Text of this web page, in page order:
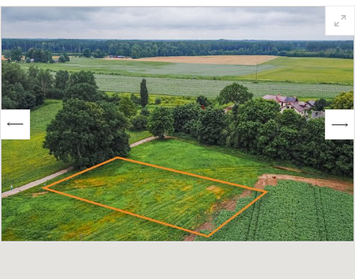
НОВОСТИ
НЕДВИЖИМОСТЬ
УСЛУГИ
ВИД НА ЖИТЕЛЬСТВО
КОНТАКТЫ